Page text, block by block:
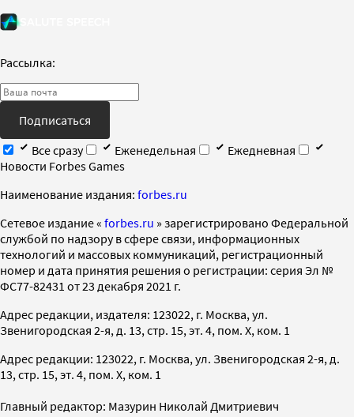
Рассылка:
Подписаться
Все сразу
Еженедельная
Ежедневная
Новости Forbes Games
Наименование издания: forbes.ru
Cетевое издание « forbes.ru » зарегистрировано Федеральной
службой по надзору в сфере связи, информационных
технологий и массовых коммуникаций, регистрационный
номер и дата принятия решения о регистрации: серия Эл №
ФС77-82431 от 23 декабря 2021 г.
Адрес редакции, издателя: 123022, г. Москва, ул.
Звенигородская 2-я, д. 13, стр. 15, эт. 4, пом. X, ком. 1
Адрес редакции: 123022, г. Москва, ул. Звенигородская 2-я, д.
13, стр. 15, эт. 4, пом. X, ком. 1
Главный редактор: Мазурин Николай Дмитриевич